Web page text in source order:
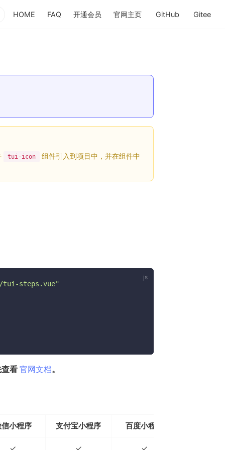
HOME FAQ 开通会员
官网主页
GitHub
Gitee
tui-icon
组件引入到项目中，并在组件中
tui-steps.vue"
看官网文档(opens new window)
。
小程序 支付宝小程序 百度小程序